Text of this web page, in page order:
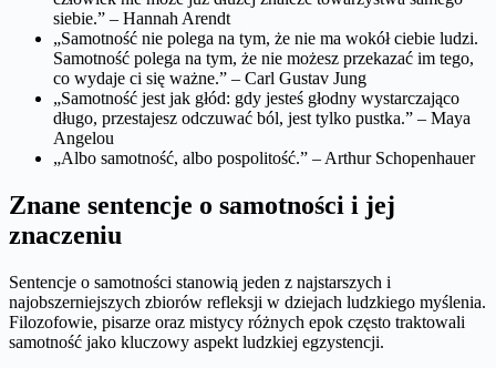
siebie.” – Hannah Arendt
„Samotność nie polega na tym, że nie ma wokół ciebie ludzi.
Samotność polega na tym, że nie możesz przekazać im tego,
co wydaje ci się ważne.” – Carl Gustav Jung
„Samotność jest jak głód: gdy jesteś głodny wystarczająco
długo, przestajesz odczuwać ból, jest tylko pustka.” – Maya
Angelou
„Albo samotność, albo pospolitość.” – Arthur Schopenhauer
Znane sentencje o samotności i jej
znaczeniu
Sentencje o samotności stanowią jeden z najstarszych i
najobszerniejszych zbiorów refleksji w dziejach ludzkiego myślenia.
Filozofowie, pisarze oraz mistycy różnych epok często traktowali
samotność jako kluczowy aspekt ludzkiej egzystencji.